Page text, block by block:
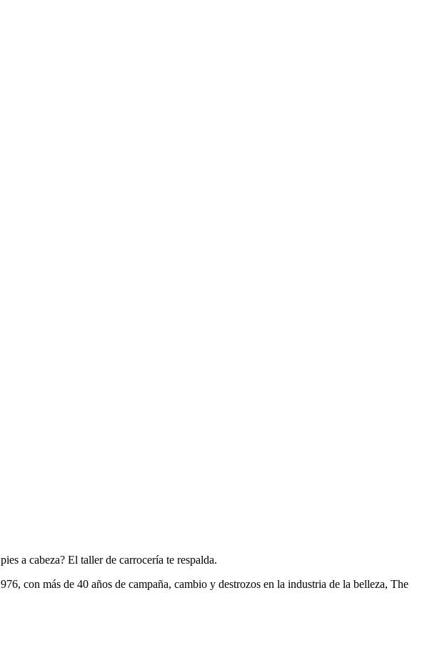
a cabeza? El taller de carrocería te respalda.
con más de 40 años de campaña, cambio y destrozos en la industria de la belleza, The